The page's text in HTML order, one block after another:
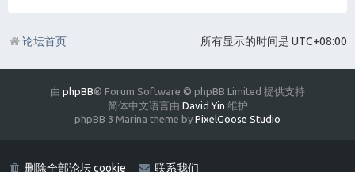
所有显示的时间是 UTC+08:00
论坛首页
由 phpBB® Forum Software © phpBB Limited 提供支持
简体中文语言由 David Yin 维护
phpBB 3 Marina theme by PixelGoose Studio
删除全部论坛 cookie 联系我们